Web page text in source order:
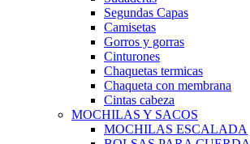
Segundas Capas
Camisetas
Gorros y gorras
Cinturones
Chaquetas termicas
Chaqueta con membrana
Cintas cabeza
MOCHILAS Y SACOS
MOCHILAS ESCALADA